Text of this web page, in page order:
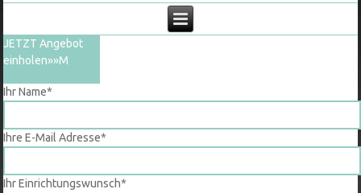
JETZT Angebot
einholen»»
Ihr Name*
Ihre E-Mail Adresse*
Ihr Einrichtungswunsch*